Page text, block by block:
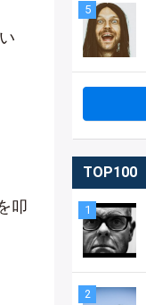
叩
5
TOP100
1
2